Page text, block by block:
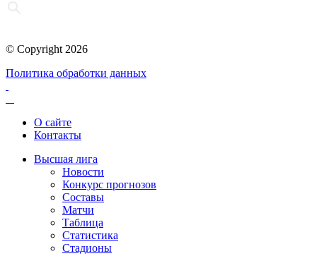
© Copyright 2026
Политика обработки данных
О сайте
Контакты
Высшая лига
Новости
Конкурс прогнозов
Составы
Матчи
Таблица
Статистика
Стадионы